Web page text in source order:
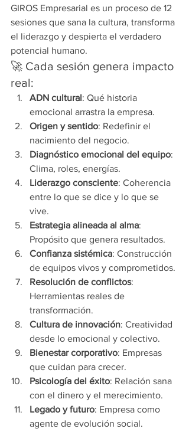
GIROS Empresarial es un proceso de 12
sesiones que sana la cultura, transforma
el liderazgo y despierta el verdadero
potencial humano.
🚀 Cada sesión genera impacto
real:
ADN cultural: Qué historia
emocional arrastra la empresa.
Origen y sentido: Redefinir el
nacimiento del negocio.
Diagnóstico emocional del equipo:
Clima, roles, energías.
Liderazgo consciente: Coherencia
entre lo que se dice y lo que se
vive.
Estrategia alineada al alma:
Propósito que genera resultados.
Confianza sistémica: Construcción
de equipos vivos y comprometidos.
Resolución de conflictos:
Herramientas reales de
transformación.
Cultura de innovación: Creatividad
desde lo emocional y colectivo.
Bienestar corporativo: Empresas
que cuidan para crecer.
Psicología del éxito: Relación sana
con el dinero y el merecimiento.
Legado y futuro: Empresa como
agente de evolución social.